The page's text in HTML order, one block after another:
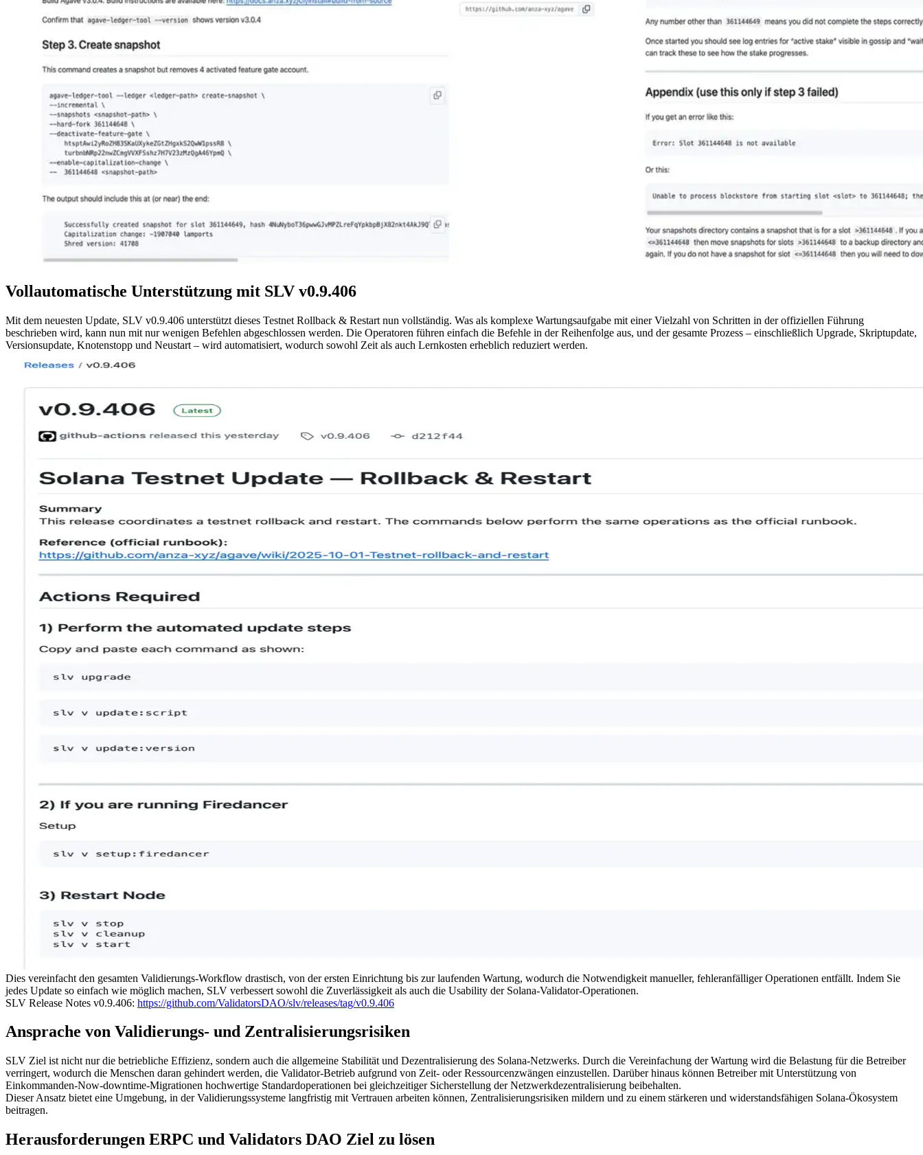
Vollautomatische Unterstützung mit SLV v0.9.406
Mit dem neuesten Update, SLV v0.9.406 unterstützt dieses Testnet Rollback & Restart nun vollständig. Was als komplexe Wartungsaufgabe mit einer Vielzahl von Schritten in der offiziellen Führung
beschrieben wird, kann nun mit nur wenigen Befehlen abgeschlossen werden. Die Operatoren führen einfach die Befehle in der Reihenfolge aus, und der gesamte Prozess – einschließlich Upgrade, Skriptupdate,
Versionsupdate, Knotenstopp und Neustart – wird automatisiert, wodurch sowohl Zeit als auch Lernkosten erheblich reduziert werden.
Dies vereinfacht den gesamten Validierungs-Workflow drastisch, von der ersten Einrichtung bis zur laufenden Wartung, wodurch die Notwendigkeit manueller, fehleranfälliger Operationen entfällt. Indem Sie
jedes Update so einfach wie möglich machen, SLV verbessert sowohl die Zuverlässigkeit als auch die Usability der Solana-Validator-Operationen.
SLV Release Notes v0.9.406: https://github.com/ValidatorsDAO/slv/releases/tag/v0.9.406
Ansprache von Validierungs- und Zentralisierungsrisiken
SLV Ziel ist nicht nur die betriebliche Effizienz, sondern auch die allgemeine Stabilität und Dezentralisierung des Solana-Netzwerks. Durch die Vereinfachung der Wartung wird die Belastung für die Betreiber
verringert, wodurch die Menschen daran gehindert werden, die Validator-Betrieb aufgrund von Zeit- oder Ressourcenzwängen einzustellen. Darüber hinaus können Betreiber mit Unterstützung von
Einkommanden-Now-downtime-Migrationen hochwertige Standardoperationen bei gleichzeitiger Sicherstellung der Netzwerkdezentralisierung beibehalten.
Dieser Ansatz bietet eine Umgebung, in der Validierungssysteme langfristig mit Vertrauen arbeiten können, Zentralisierungsrisiken mildern und zu einem stärkeren und widerstandsfähigen Solana-Ökosystem
beitragen.
Herausforderungen ERPC und Validators DAO Ziel zu lösen